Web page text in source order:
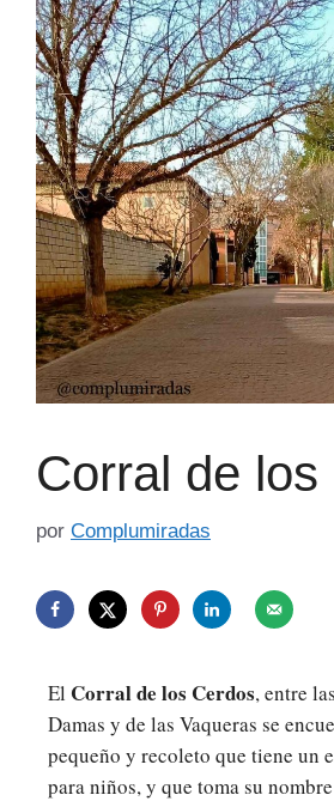
Corral de los
por Complumiradas
El Corral de los Cerdos, entre
Damas y de las Vaqueras se
pequeño y recoleto que tiene un
para niños, y que toma su